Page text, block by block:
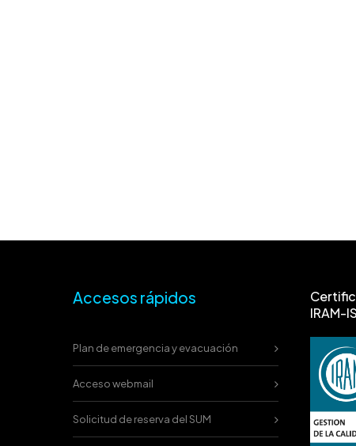
Accesos rápidos
Plan de emergencia y evacuación
Acceso webmail
Solicitud de reserva del SUM
IRAM-